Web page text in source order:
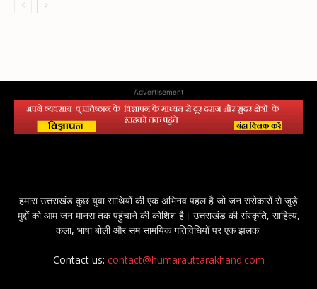
Advertisement
हमारा उत्तराखंड कुछ युवा साथियों की एक अभिनव पहल है जो जन सरोकारों से जुड़े
मुद्दों को आम जन मानस तक पहुंचाने की कोशिश है। उत्तराखंड की संस्कृति, साहित्य,
कला, भाषा बोली और सम सामयिक गतिविधियों पर एक झलक.
Contact us: contact@humarauttarakhand.com